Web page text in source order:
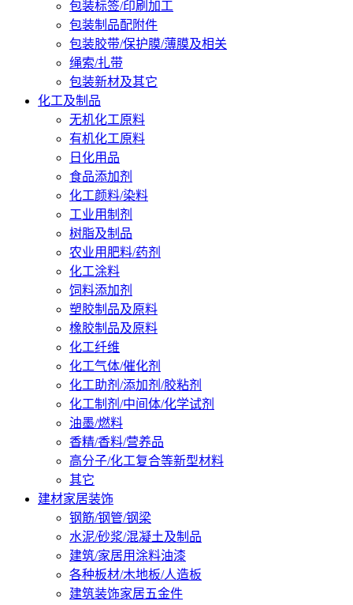
包装标签/印刷加工
包装制品配附件
包装胶带/保护膜/薄膜及相关
绳索/扎带
包装新材及其它
化工及制品
无机化工原料
有机化工原料
日化用品
食品添加剂
化工颜料/染料
工业用制剂
树脂及制品
农业用肥料/药剂
化工涂料
饲料添加剂
塑胶制品及原料
橡胶制品及原料
化工纤维
化工气体/催化剂
化工助剂/添加剂/胶粘剂
化工制剂/中间体/化学试剂
油墨/燃料
香精/香料/营养品
高分子/化工复合等新型材料
其它
建材家居装饰
钢筋/钢管/钢梁
水泥/砂浆/混凝土及制品
建筑/家居用涂料油漆
各种板材/木地板/人造板
建筑装饰家居五金件